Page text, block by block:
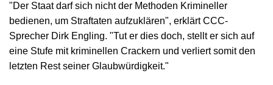
"Der Staat darf sich nicht der Methoden Krimineller
bedienen, um Straftaten aufzuklären", erklärt CCC-
Sprecher Dirk Engling. "Tut er dies doch, stellt er sich auf
eine Stufe mit kriminellen Crackern und verliert somit den
letzten Rest seiner Glaubwürdigkeit."